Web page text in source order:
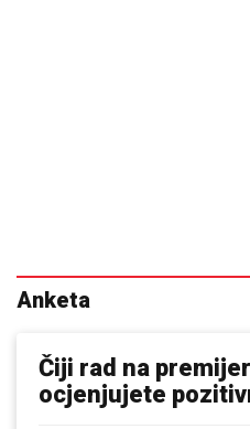
Anketa
Čiji rad na
ocjenjujete